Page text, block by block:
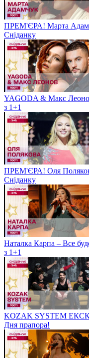
ПРЕМ'ЄРА! Марта
Сніданку
YAGODA & Макс
з 1+1
ПРЕМ'ЄРА! Оля
Сніданку
Наталка Карпа – Все
з 1+1
KOZAK SYSTEM
Дня прапора!